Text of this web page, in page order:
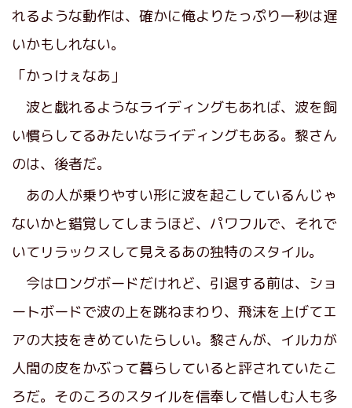
れるような動作は、確かに俺よりたっぷり一秒は遅
いかもしれない。
「かっけぇなあ」
波と戯れるようなライディングもあれば、波を飼
い慣らしてるみたいなライディングもある。黎さん
のは、後者だ。
あの人が乗りやすい形に波を起こしているんじゃ
ないかと錯覚してしまうほど、パワフルで、それで
いてリラックスして見えるあの独特のスタイル。
今はロングボードだけれど、引退する前は、ショ
ートボードで波の上を跳ねまわり、飛沫を上げてエ
アの大技をきめていたらしい。黎さんが、イルカが
人間の皮をかぶって暮らしていると評されていたこ
ろだ。そのころのスタイルを信奉して惜しむ人も多